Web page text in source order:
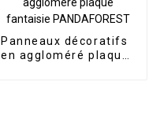
Panneaux décoratifs
en aggloméré plaqué